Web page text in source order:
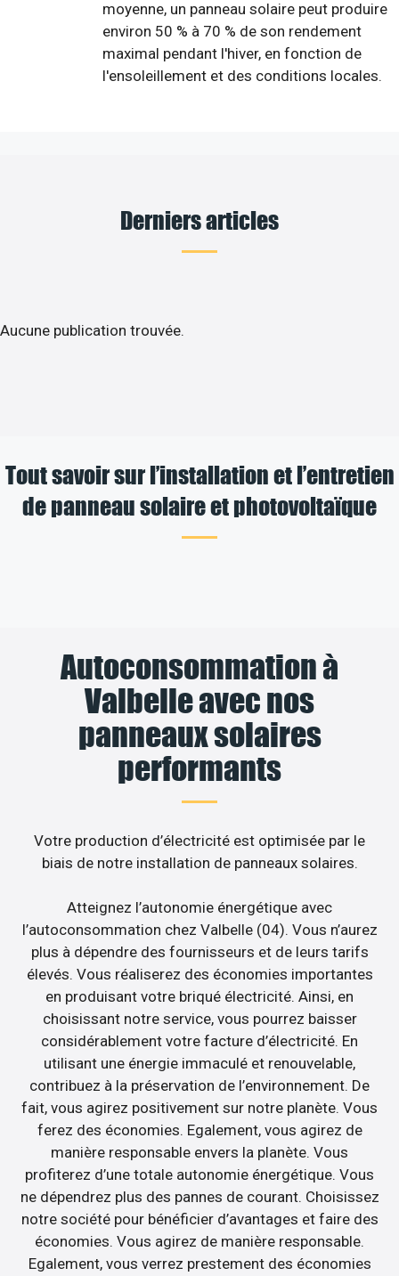
moyenne, un panneau solaire peut produire
environ 50 % à 70 % de son rendement
maximal pendant l'hiver, en fonction de
l'ensoleillement et des conditions locales.
Derniers articles
Aucune publication trouvée.
Tout savoir sur l’installation et l’entretien
de panneau solaire et photovoltaïque
Autoconsommation à
Valbelle avec nos
panneaux solaires
performants
Votre production d’électricité est optimisée par le
biais de notre installation de panneaux solaires.
Atteignez l’autonomie énergétique avec
l’autoconsommation chez Valbelle (04). Vous n’aurez
plus à dépendre des fournisseurs et de leurs tarifs
élevés. Vous réaliserez des économies importantes
en produisant votre briqué électricité. Ainsi, en
choisissant notre service, vous pourrez baisser
considérablement votre facture d’électricité. En
utilisant une énergie immaculé et renouvelable,
contribuez à la préservation de l’environnement. De
fait, vous agirez positivement sur notre planète. Vous
ferez des économies. Egalement, vous agirez de
manière responsable envers la planète. Vous
profiterez d’une totale autonomie énergétique. Vous
ne dépendrez plus des pannes de courant. Choisissez
notre société pour bénéficier d’avantages et faire des
économies. Vous agirez de manière responsable.
Egalement, vous verrez prestement des économies